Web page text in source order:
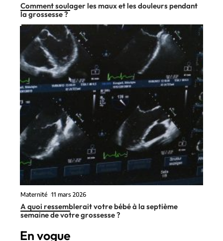
Comment soulager les maux et les douleurs pendant
la grossesse ?
Maternité 11 mars 2026
A quoi ressemblerait votre bébé à la septième
semaine de votre grossesse ?
En vogue